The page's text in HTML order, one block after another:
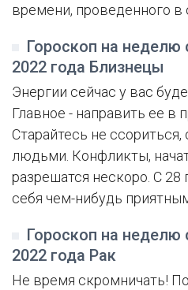
времени, проведенного в
Гороскоп на неделю
2022 года Близнецы
Энергии сейчас у вас
Главное - направить ее в
Старайтесь не
людьми. Конфликты,
разрешатся нескоро. С 28
себя чем-нибудь
Гороскоп на неделю
2022 года Рак
Не время скромничать!